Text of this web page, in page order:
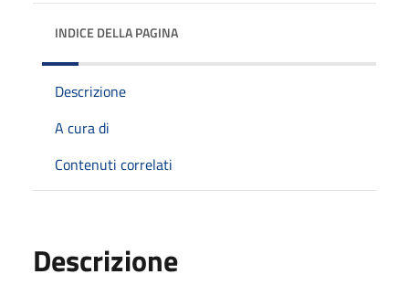
INDICE DELLA PAGINA
Descrizione
A cura di
Contenuti correlati
Descrizione